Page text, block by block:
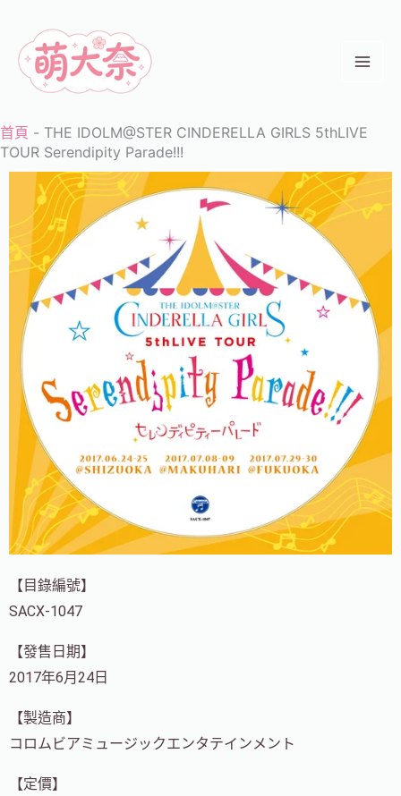
容
首頁 - THE IDOLM@STER CINDERELLA GIRLS 5thLIVE
TOUR Serendipity Parade!!!
【目錄編號】
SACX-1047
【發售日期】
2017年6月24日
【製造商】
コロムビアミュージックエンタテインメント
【定價】